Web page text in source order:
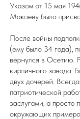
Указом от 15 мая
Макоеву было
После войны
(ему было 34 года),
вернулся в Осетию.
кирпичного завода.
двух дочерей.
патриотической
заслугами, а просто
окружающих